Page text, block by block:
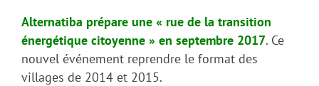
Alternatiba prépare une « rue de la transition
énergétique citoyenne » en septembre 2017. Ce
nouvel événement reprendre le format des
villages de 2014 et 2015.